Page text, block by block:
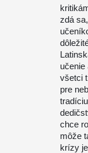
zdá
učenie
všetci
pre
chce
môže
krízy